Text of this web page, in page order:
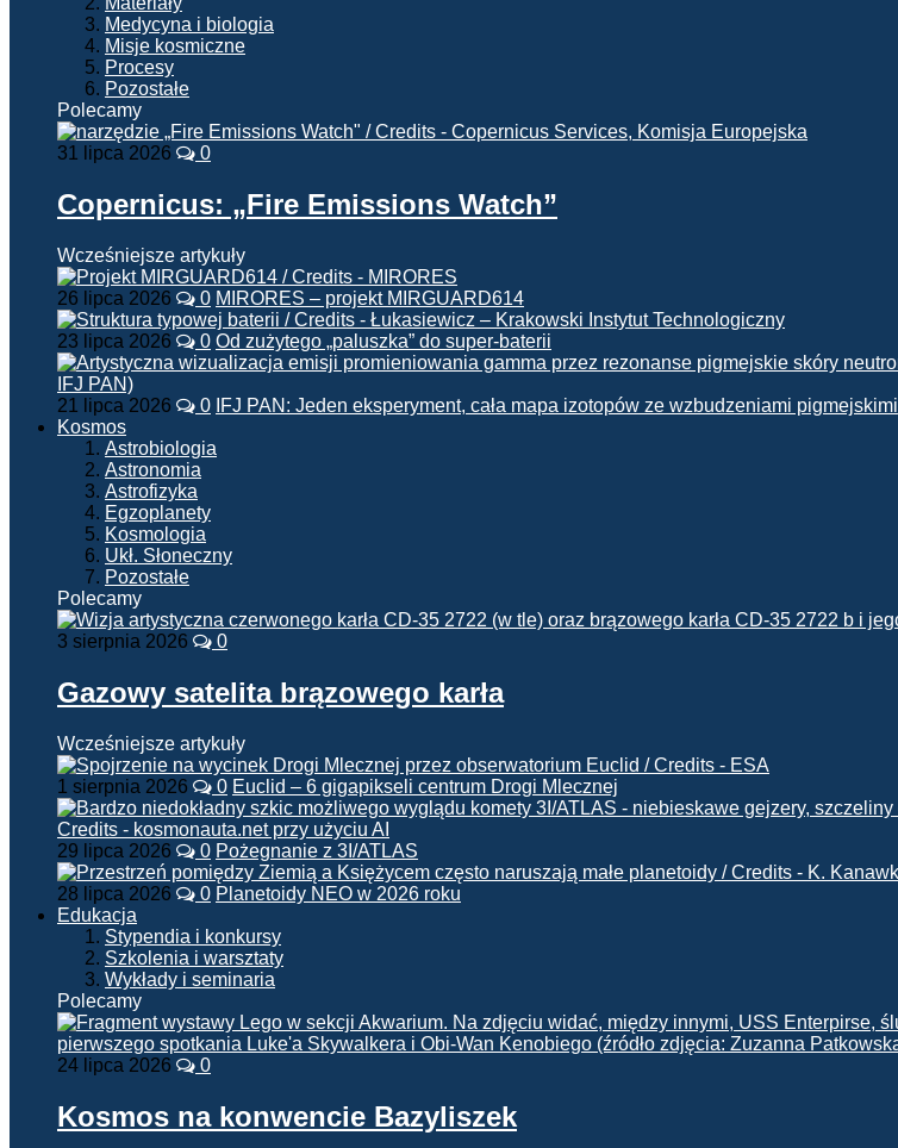
Medycyna i biologia
Misje kosmiczne
Procesy
Pozostałe
Polecamy
31 lipca 2026 0
Copernicus: „Fire Emissions Watch”
Wcześniejsze artykuły
26 lipca 2026 0 MIRORES – projekt MIRGUARD614
23 lipca 2026 0 Od zużytego „paluszka” do super-baterii
21 lipca 2026 0 IFJ PAN: Jeden eksperyment, cała mapa izotopów ze wzbudzeniami pigmejskimi
Kosmos
Astrobiologia
Astronomia
Astrofizyka
Egzoplanety
Kosmologia
Ukł. Słoneczny
Pozostałe
Polecamy
3 sierpnia 2026 0
Gazowy satelita brązowego karła
Wcześniejsze artykuły
1 sierpnia 2026 0 Euclid – 6 gigapikseli centrum Drogi Mlecznej
29 lipca 2026 0 Pożegnanie z 3I/ATLAS
28 lipca 2026 0 Planetoidy NEO w 2026 roku
Edukacja
Stypendia i konkursy
Szkolenia i warsztaty
Wykłady i seminaria
Polecamy
24 lipca 2026 0
Kosmos na konwencie Bazyliszek